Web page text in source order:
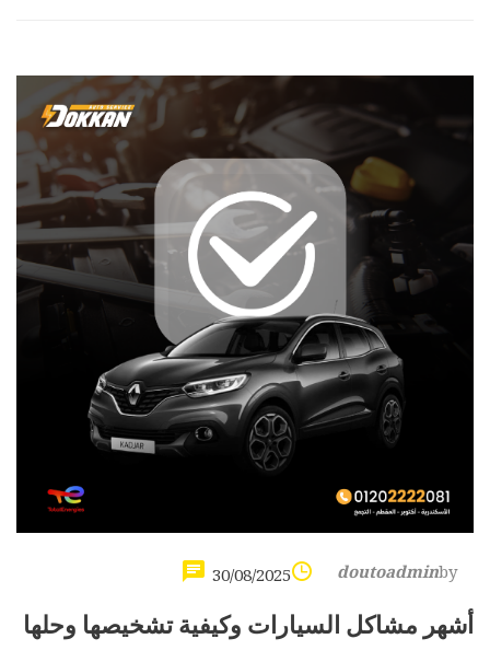
by
doutoadmin
30/08/2025
أشهر مشاكل السيارات وكيفية تشخيصها وحلها